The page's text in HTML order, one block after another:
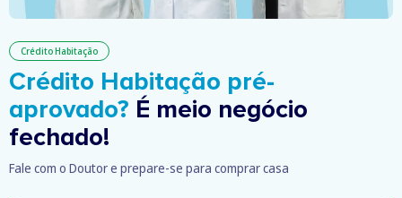
Crédito Habitação
Crédito Habitação pré-
aprovado? É meio negócio
fechado!
Fale com o Doutor e prepare-se para comprar casa